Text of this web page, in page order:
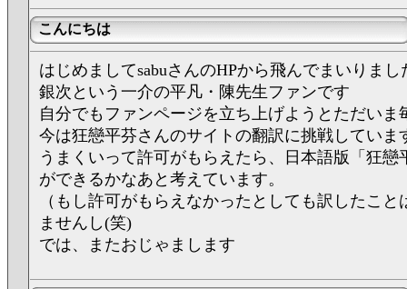
こんにちは
はじめましてsabuさんのHPから飛んでまいりまし
銀次という一介の平凡・陳先生ファンです
自分でもファンページを立ち上げようとただいま
今は狂戀平芬さんのサイトの翻訳に挑戦していま
うまくいって許可がもらえたら、日本語版「狂戀
ができるかなあと考えています。
（もし許可がもらえなかったとしても訳したこと
ませんし(笑)
では、またおじゃまします